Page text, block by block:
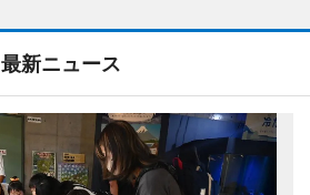
最新ニュース